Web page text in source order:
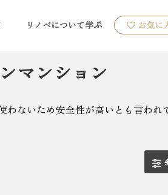
リノベについて学ぶ お気に
マンション
ないため安全性が高いとも言われ